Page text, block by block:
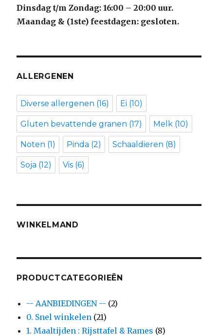
Dinsdag t/m Zondag: 16:00 – 20:00 uur.
Maandag & (1ste) feestdagen: gesloten.
ALLERGENEN
Diverse allergenen (16) Ei (10)
Gluten bevattende granen (17) Melk (10)
Noten (1) Pinda (2) Schaaldieren (8)
Soja (12) Vis (6)
WINKELMAND
PRODUCTCATEGORIEËN
-- AANBIEDINGEN -- (2)
0. Snel winkelen (21)
1. Maaltijden : Rijsttafel & Rames (8)